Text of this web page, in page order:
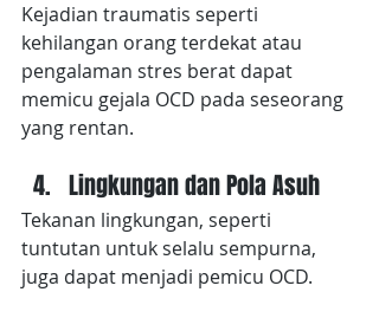
Kejadian traumatis seperti
kehilangan orang terdekat atau
pengalaman stres berat dapat
memicu gejala OCD pada seseorang
yang rentan.
Lingkungan dan Pola Asuh
Tekanan lingkungan, seperti
tuntutan untuk selalu sempurna,
juga dapat menjadi pemicu OCD.